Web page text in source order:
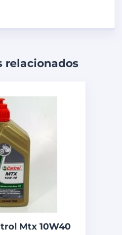
relacionados
Mtx 10W40